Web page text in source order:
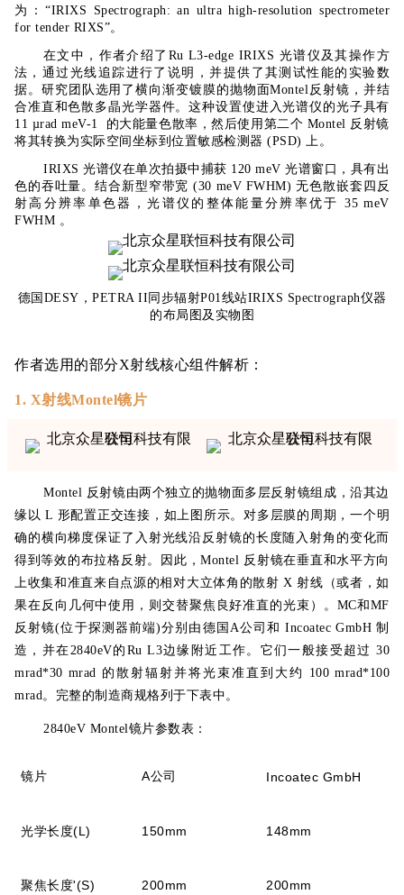
为：“IRIXS Spectrograph: an ultra high-resolution spectrometer
for tender RIXS”。
在文中，作者介绍了Ru L3-edge IRIXS 光谱仪及其操作方
法，通过光线追踪进行了说明，并提供了其测试性能的实验数
据。研究团队选用了横向渐变镀膜的抛物面Montel反射镜，并结
合准直和色散多晶光学器件。这种设置使进入光谱仪的光子具有
11 µrad meV-1 的大能量色散率，然后使用第二个 Montel 反射镜
将其转换为实际空间坐标到位置敏感检测器 (PSD) 上。
IRIXS 光谱仪在单次拍摄中捕获 120 meV 光谱窗口，具有出
色的吞吐量。结合新型窄带宽 (30 meV FWHM) 无色散嵌套四反
射高分辨率单色器，光谱仪的整体能量分辨率优于 35 meV
FWHM 。
德国DESY，PETRA II同步辐射P01线站IRIXS Spectrograph仪器
的布局图及实物图
作者选用的部分X射线核心组件解析：
1. X射线Montel镜片
Montel 反射镜由两个独立的抛物面多层反射镜组成，沿其边
缘以 L 形配置正交连接，如上图所示。对多层膜的周期，一个明
确的横向梯度保证了入射光线沿反射镜的长度随入射角的变化而
得到等效的布拉格反射。因此，Montel 反射镜在垂直和水平方向
上收集和准直来自点源的相对大立体角的散射 X 射线（或者，如
果在反向几何中使用，则交替聚焦良好准直的光束）。MC和MF
反射镜(位于探测器前端)分别由德国A公司和 Incoatec GmbH 制
造，并在2840eV的Ru L3边缘附近工作。它们一般接受超过 30
mrad*30 mrad 的散射辐射并将光束准直到大约 100 mrad*100
mrad。完整的制造商规格列于下表中。
2840eV Montel镜片参数表：
镜片 A公司 Incoatec GmbH
光学长度(L) 150mm 148mm
聚焦长度'(S) 200mm 200mm